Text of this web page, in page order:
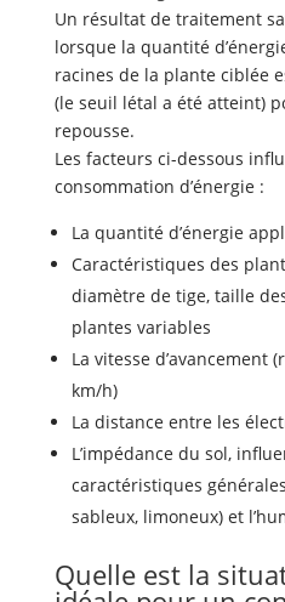
Un résultat de traitement
lorsque la quantité
racines de la plante ciblée
(le seuil létal a été atteint)
repousse.
Les facteurs ci-dessous
consommation d’énergie :
La quantité d’énergie
Caractéristiques des
diamètre de tige, taille
plantes variables
La vitesse d’avancement
km/h)
La distance entre les
L’impédance du sol,
caractéristiques
sableux, limoneux) et
Quelle est la